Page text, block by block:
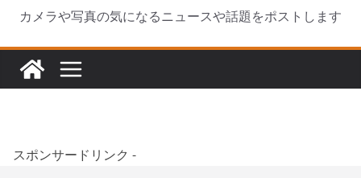
キ
カメラや写真の気になるニュースや話題をポストします
スポンサードリンク -